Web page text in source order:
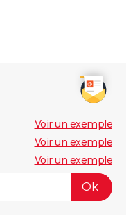
Voir un exemple
Voir un exemple
Voir un exemple